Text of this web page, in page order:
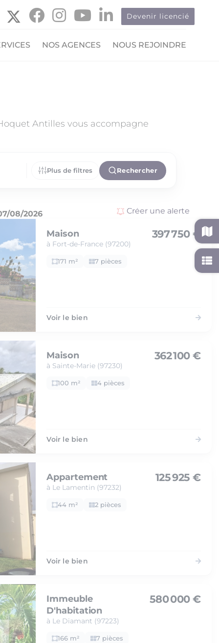
Devenir licencié
NOS AGENCES NOUS REJOINDRE
Antilles vous accompagne
Plus de filtres Rechercher
08/2026 Créer une alerte
Maison
à Fort-de-France (97200)
397 750 €
171 m² 7 pièces
Voir le bien
Maison
à Sainte-Marie (97230)
362 100 €
100 m² 4 pièces
Voir le bien
Appartement
à Le Lamentin (97232)
125 925 €
44 m² 2 pièces
Voir le bien
Immeuble
D'habitation
à Le Diamant (97223)
580 000 €
166 m² 7 pièces